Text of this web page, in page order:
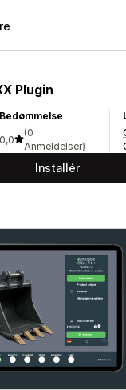
Plugin
Bedømmelse
0,0
(0
Anmeldelser)
Installér